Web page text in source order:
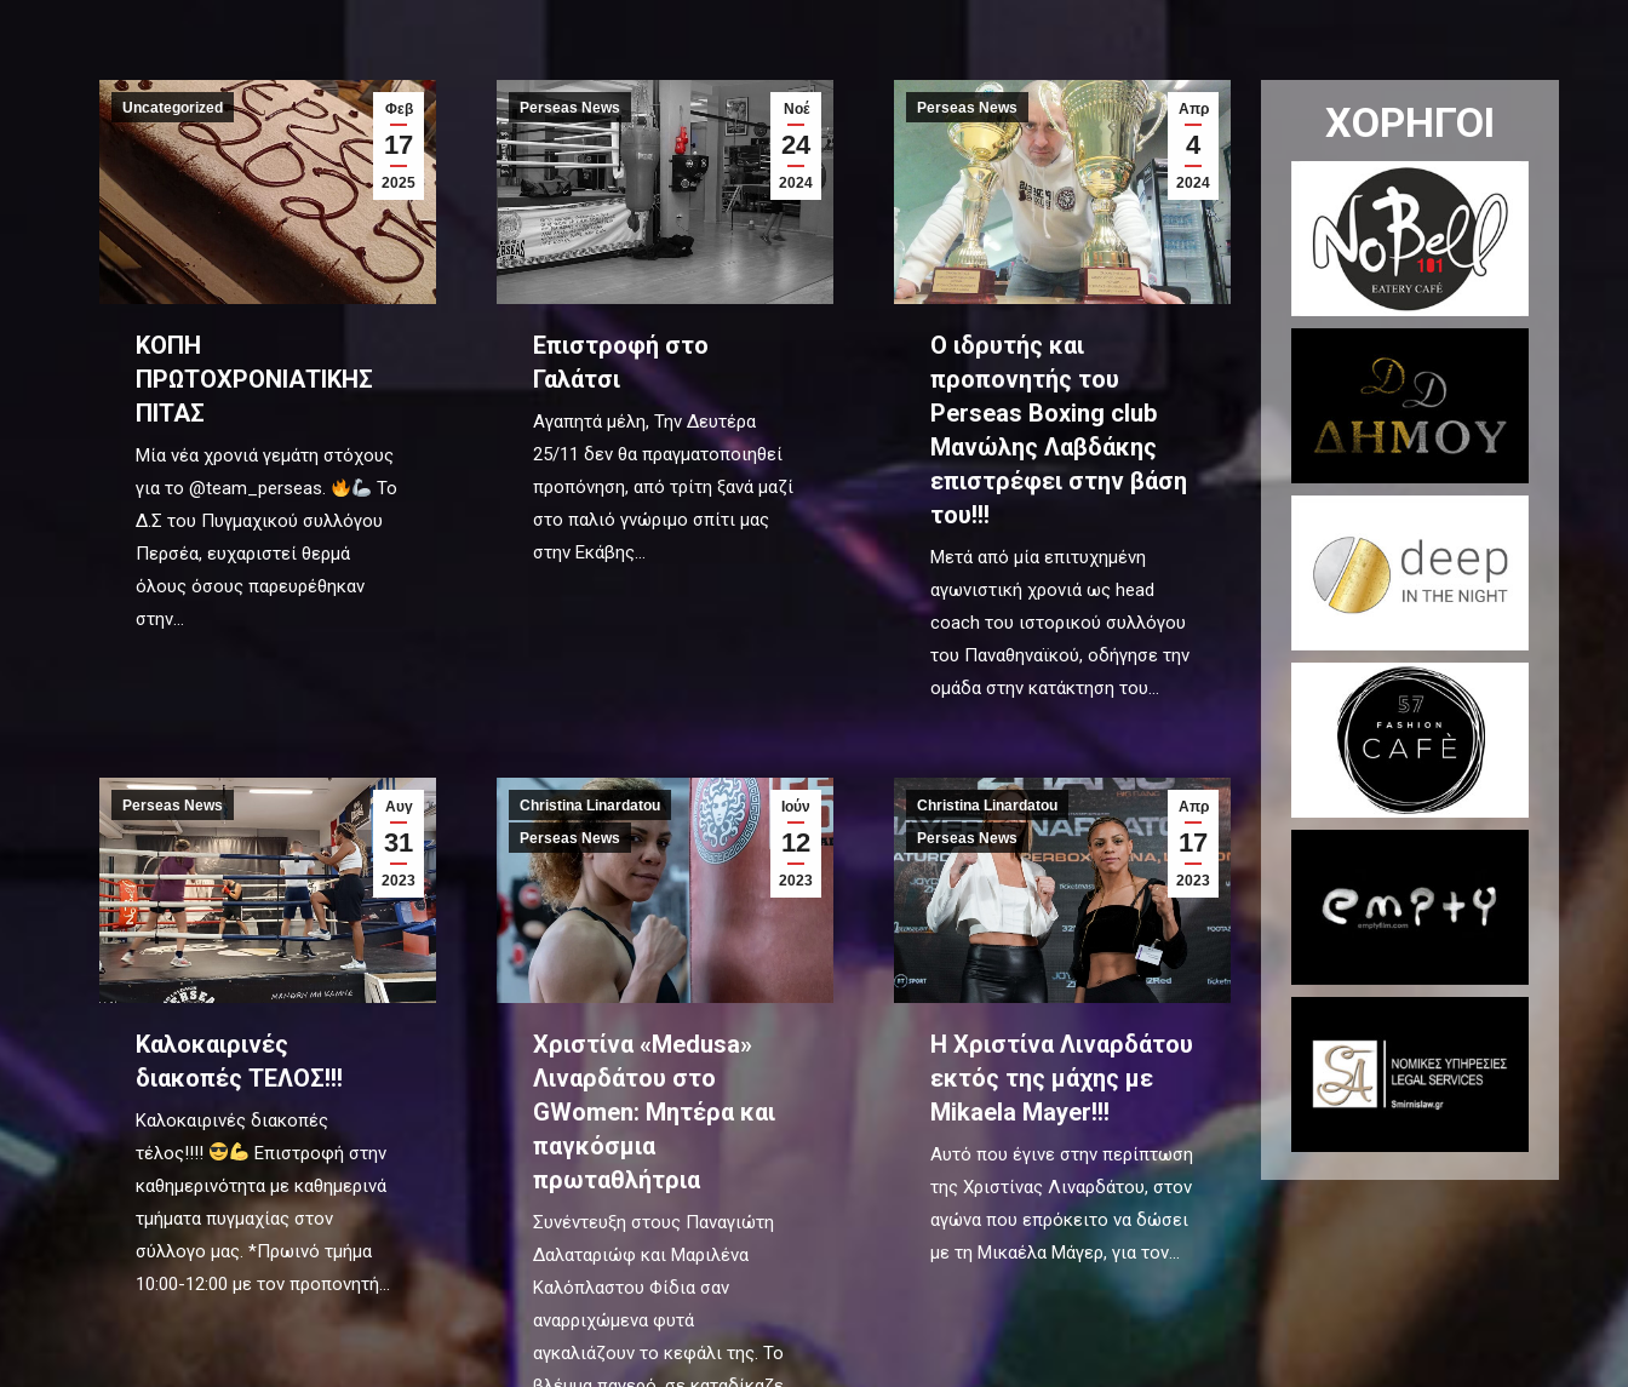
Φεβ
17
2025
Uncategorized
ΚΟΠΗ
ΠΡΩΤΟΧΡΟΝΙΑΤΙΚΗΣ
ΠΙΤΑΣ
Μία νέα χρονιά γεμάτη στόχους
για το @team_perseas.
Το
Δ.Σ του Πυγμαχικού συλλόγου
Περσέα, ευχαριστεί θερμά
όλους όσους παρευρέθηκαν
στην…
Νοέ
24
2024
Perseas News
Επιστροφή στο
Γαλάτσι
Αγαπητά μέλη, Την Δευτέρα
25/11 δεν θα πραγματοποιηθεί
προπόνηση, από τρίτη ξανά μαζί
στο παλιό γνώριμο σπίτι μας
στην Εκάβης…
Απρ
4
2024
Perseas News
Ο ιδρυτής και
προπονητής του
Perseas Boxing club
Μανώλης Λαβδάκης
επιστρέφει στην βάση
του!!!
Μετά από μία επιτυχημένη
αγωνιστική χρονιά ως head
coach του ιστορικού συλλόγου
του Παναθηναϊκού, οδήγησε την
ομάδα στην κατάκτηση του…
Αυγ
31
2023
Perseas News
Καλοκαιρινές
διακοπές ΤΕΛΟΣ!!!
Καλοκαιρινές διακοπές
τέλος!!!!
Επιστροφή στην
καθημερινότητα με καθημερινά
τμήματα πυγμαχίας στον
σύλλογο μας. *Πρωινό τμήμα
10:00-12:00 με τον προπονητή…
Ιούν
12
2023
Christina Linardatou
Perseas News
Χριστίνα «Medusa»
Λιναρδάτου στο
GWomen: Μητέρα και
παγκόσμια
πρωταθλήτρια
Συνέντευξη στους Παναγιώτη
Δαλαταριώφ και Μαριλένα
Καλόπλαστου Φίδια σαν
αναρριχώμενα φυτά
αγκαλιάζουν το κεφάλι της. Το
Απρ
17
2023
Christina Linardatou
Perseas News
H Χριστίνα Λιναρδάτου
εκτός της μάχης με
Mikaela Mayer!!!
Αυτό που έγινε στην περίπτωση
της Χριστίνας Λιναρδάτου, στον
αγώνα που επρόκειτο να δώσει
με τη Μικαέλα Μάγερ, για τον…
ΧΟΡΗΓΟΙ